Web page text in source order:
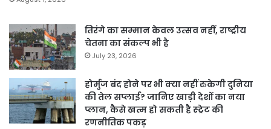
तिरंगे का सम्मान केवल उत्सव नहीं, राष्ट्रीय
चेतना का संकल्प भी है
July 23, 2026
होर्मुज बंद होने पर भी क्या नहीं रुकेगी दुनिया
की तेल सप्लाई? जानिए खाड़ी देशों का नया
प्लान, कैसे खत्म हो सकती है स्ट्रेट की
रणनीतिक पकड़